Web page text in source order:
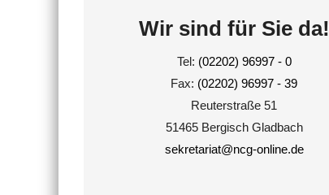
Wir sind für Sie da!
Tel: (02202) 96997 - 0
Fax: (02202) 96997 - 39
Reuterstraße 51
51465 Bergisch Gladbach
sekretariat@ncg-online.de